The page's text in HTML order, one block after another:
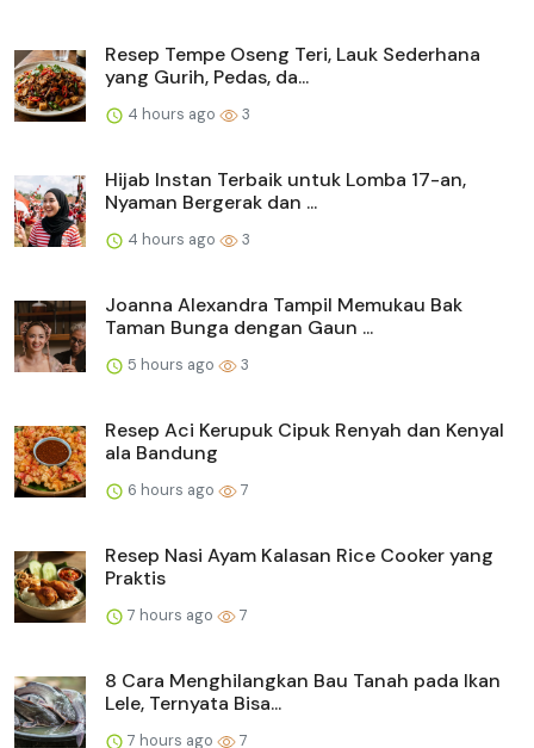
Resep Tempe Oseng Teri, Lauk Sederhana
yang Gurih, Pedas, da...
4 hours ago 3
Hijab Instan Terbaik untuk Lomba 17-an,
Nyaman Bergerak dan ...
4 hours ago 3
Joanna Alexandra Tampil Memukau Bak
Taman Bunga dengan Gaun ...
5 hours ago 3
Resep Aci Kerupuk Cipuk Renyah dan Kenyal
ala Bandung
6 hours ago 7
Resep Nasi Ayam Kalasan Rice Cooker yang
Praktis
7 hours ago 7
8 Cara Menghilangkan Bau Tanah pada Ikan
Lele, Ternyata Bisa...
7 hours ago 7